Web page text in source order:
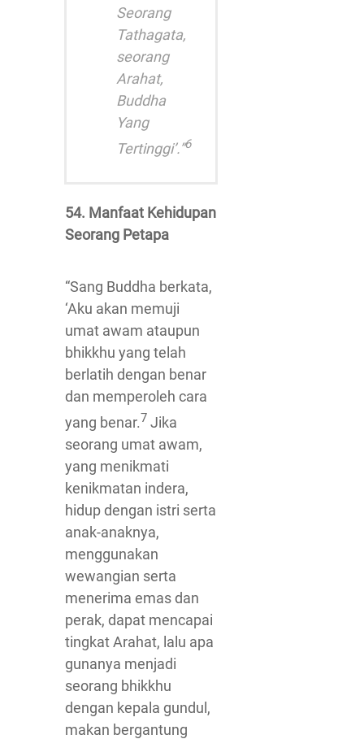
Seorang
Tathagata,
seorang
Arahat,
Buddha
Yang
Tertinggi’.”6
54. Manfaat Kehidupan
Seorang Petapa
“Sang Buddha berkata,
‘Aku akan memuji
umat awam ataupun
bhikkhu yang telah
berlatih dengan benar
dan memperoleh cara
yang benar.7 Jika
seorang umat awam,
yang menikmati
kenikmatan indera,
hidup dengan istri serta
anak-anaknya,
menggunakan
wewangian serta
menerima emas dan
perak, dapat mencapai
tingkat Arahat, lalu apa
gunanya menjadi
seorang bhikkhu
dengan kepala gundul,
makan bergantung